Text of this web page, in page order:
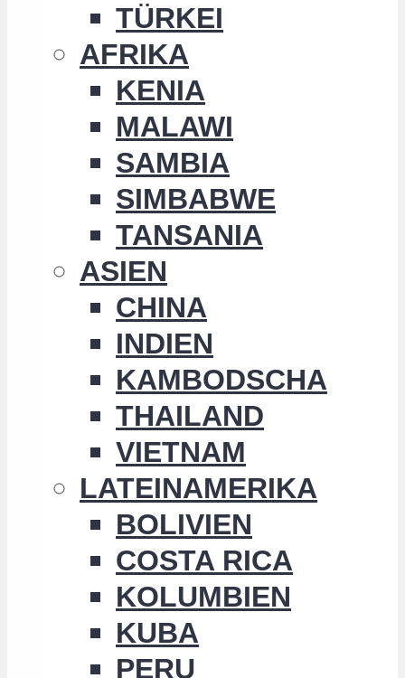
TÜRKEI
AFRIKA
KENIA
MALAWI
SAMBIA
SIMBABWE
TANSANIA
ASIEN
CHINA
INDIEN
KAMBODSCHA
THAILAND
VIETNAM
LATEINAMERIKA
BOLIVIEN
COSTA RICA
KOLUMBIEN
KUBA
PERU